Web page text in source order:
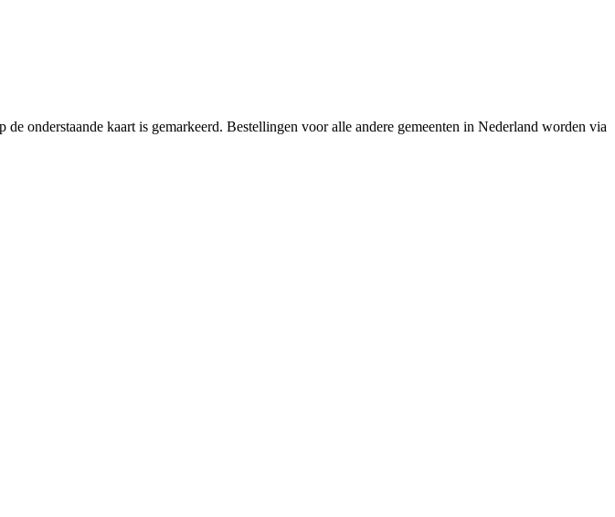
onderstaande kaart is gemarkeerd. Bestellingen voor alle andere gemeenten in Nederland worden via